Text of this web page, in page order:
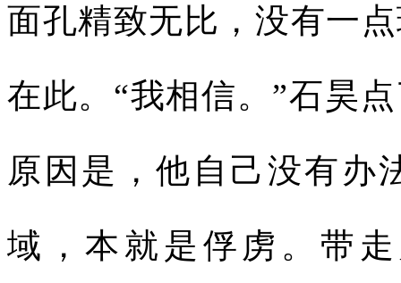
面孔精致无比，没有一
在此。“我相信。”石昊
原因是，他自己没有办
域，本就是俘虏。带